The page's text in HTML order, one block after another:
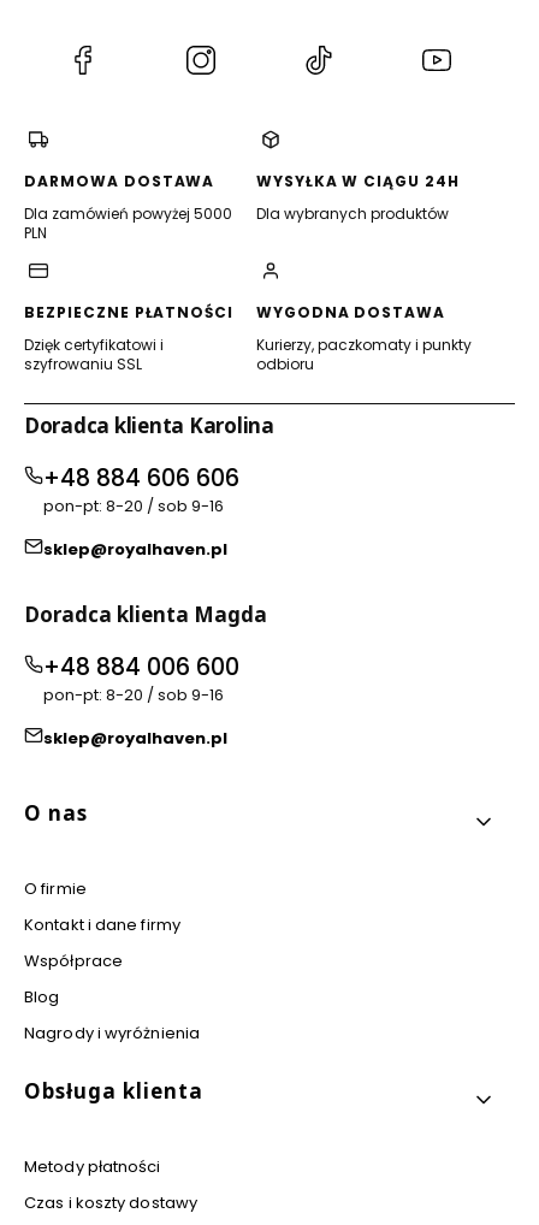
karcie)
(Otwiera
nowej
karcie)
(Otwiera
karcie)
(Otwiera
karcie)
DARMOWA DOSTAWA
Dla zamówień powyżej 5000
PLN
WYSYŁKA W CIĄGU 24H
Dla wybranych produktów
BEZPIECZNE PŁATNOŚCI
Dzięk certyfikatowi i
szyfrowaniu SSL
WYGODNA DOSTAWA
Kurierzy, paczkomaty i punkty
odbioru
Doradca klienta Karolina
+48 884 606 606
pon-pt: 8-20 / sob 9-16
sklep@royalhaven.pl
Doradca klienta Magda
+48 884 006 600
pon-pt: 8-20 / sob 9-16
sklep@royalhaven.pl
Linki w stopce
O nas
O firmie
Kontakt i dane firmy
Współprace
Blog
Nagrody i wyróżnienia
Obsługa klienta
Metody płatności
Czas i koszty dostawy